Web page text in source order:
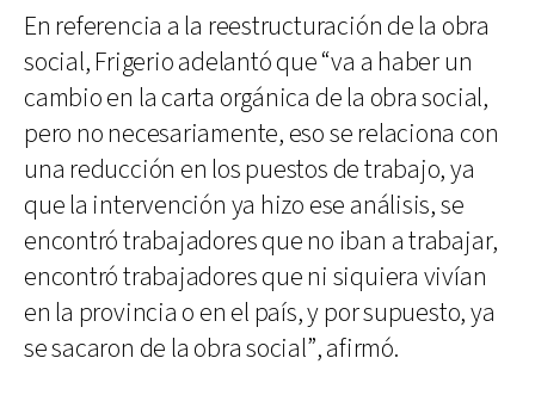
En referencia a la reestructuración de la obra
social, Frigerio adelantó que “va a haber un
cambio en la carta orgánica de la obra social,
pero no necesariamente, eso se relaciona con
una reducción en los puestos de trabajo, ya
que la intervención ya hizo ese análisis, se
encontró trabajadores que no iban a trabajar,
encontró trabajadores que ni siquiera vivían
en la provincia o en el país, y por supuesto, ya
se sacaron de la obra social”, afirmó.